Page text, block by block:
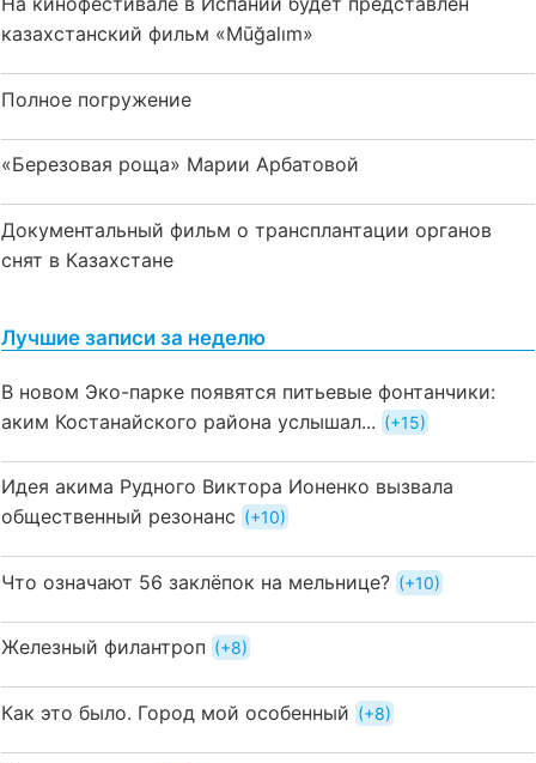
казахстанский фильм «Mūğalım»
Полное погружение
«Березовая роща» Марии Арбатовой
Документальный фильм о трансплантации органов
снят в Казахстане
Лучшие записи за неделю
В новом Эко-парке появятся питьевые фонтанчики:
аким Костанайского района услышал...
+15
Идея акима Рудного Виктора Ионенко вызвала
общественный резонанс
+10
Что означают 56 заклёпок на мельнице? +10
Железный филантроп +8
Как это было. Город мой особенный +8